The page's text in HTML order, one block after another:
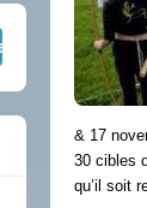
& 17
30 cibles
qu’il soit